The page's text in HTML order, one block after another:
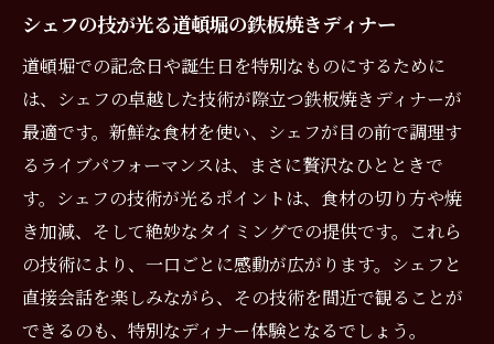
シェフの技が光る道頓堀の鉄板焼きディナー
道頓堀での記念日や誕生日を特別なものにするために
は、シェフの卓越した技術が際立つ鉄板焼きディナーが
最適です。新鮮な食材を使い、シェフが目の前で調理す
るライブパフォーマンスは、まさに贅沢なひとときで
す。シェフの技術が光るポイントは、食材の切り方や焼
き加減、そして絶妙なタイミングでの提供です。これら
の技術により、一口ごとに感動が広がります。シェフと
直接会話を楽しみながら、その技術を間近で観ることが
できるのも、特別なディナー体験となるでしょう。